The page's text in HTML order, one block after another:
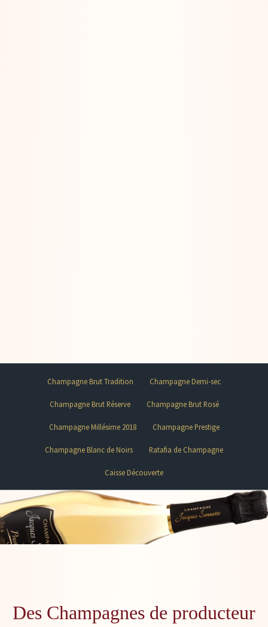
Champagne Brut Tradition Champagne Demi-sec
Champagne Brut Réserve Champagne Brut Rosé
Champagne Millésime 2018 Champagne Prestige
Champagne Blanc de Noirs Ratafia de Champagne
Caisse Découverte
Des Champagnes de producteur